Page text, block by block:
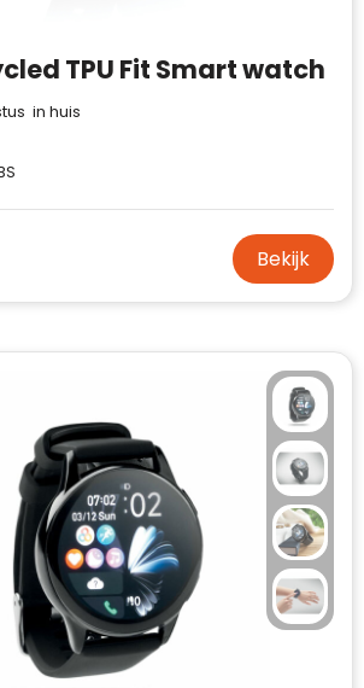
TPU Fit Smart watch
in huis
Bekijk